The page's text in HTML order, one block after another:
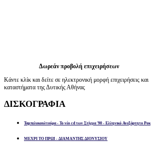
Δωρεάν προβολή επιχειρήσεων
Κάντε κλίκ και δείτε σε ηλεκτρονική μορφή επιχειρήσεις και
καταστήματα της Δυτικής Αθήνας
ΔΙΣΚΟΓΡΑΦΙΑ
Ταμπελοκουλτούρα - Το νέο cd των Στίγμα '90 - Ελληνικό Ανεξάρτητο Ροκ
ΜΕΧΡΙ ΤΟ ΠΡΩΙ - ΔΙΑΜΑΝΤΗΣ ΔΙΟΝΥΣΙΟΥ